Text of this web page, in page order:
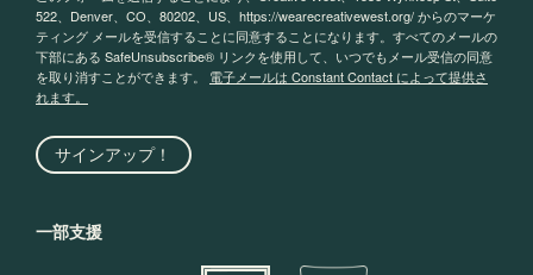
522、Denver、CO、80202、US、https://wearecreativewest.org/ からのマーケ
ティング メールを受信することに同意することになります。すべてのメールの
下部にある SafeUnsubscribe® リンクを使用して、いつでもメール受信の同意
を取り消すことができます。 電子メールは Constant Contact によって提供さ
れます。
サインアップ！
一部支援